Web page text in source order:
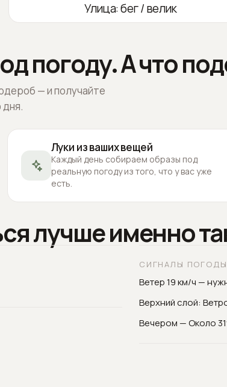
Улица: бег / велик
погоду. А что
— и получайте
Луки из ваших вещей
Каждый день собираем образы под
реальную погоду из того, что у вас уже
есть.
лучше именно
СИГНАЛЫ ПОГОДЫ
Ветер 19 км/ч —
Верхний слой:
Вечером — Около